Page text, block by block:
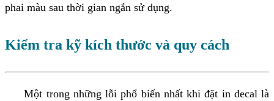
phai màu sau thời gian ngắn sử dụng.
Kiểm tra kỹ kích thước và quy cách
Một trong những lỗi phổ biến nhất khi đặt in decal là